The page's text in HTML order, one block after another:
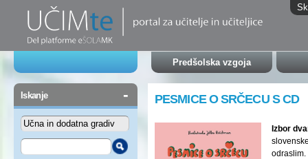
Predšolska vzgoja
Iskanje - PESMICE O SRČECU S CD
Izbor
odraslim.